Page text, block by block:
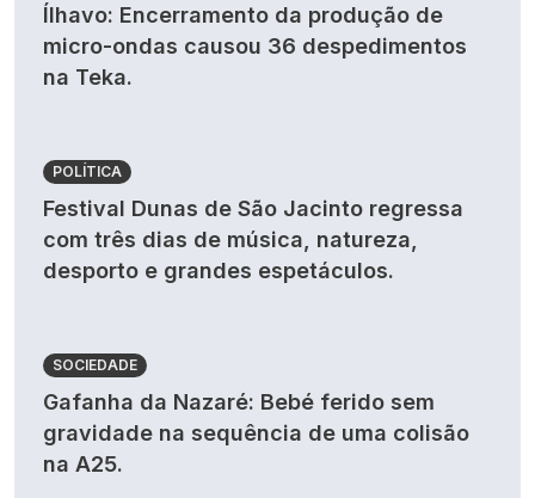
Ílhavo: Encerramento da produção de
micro-ondas causou 36 despedimentos
na Teka.
POLÍTICA
Festival Dunas de São Jacinto regressa
com três dias de música, natureza,
desporto e grandes espetáculos.
SOCIEDADE
Gafanha da Nazaré: Bebé ferido sem
gravidade na sequência de uma colisão
na A25.